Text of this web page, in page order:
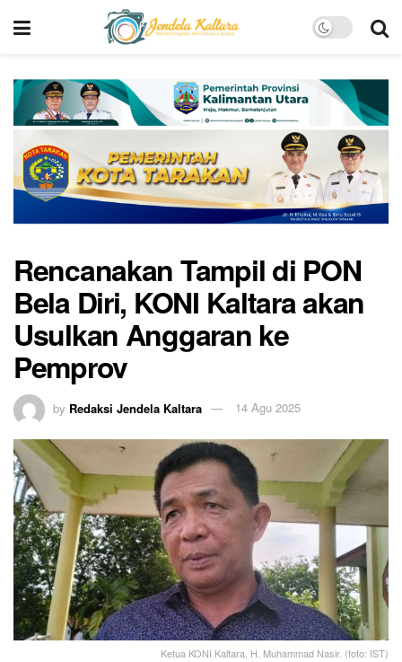
Rencanakan Tampil di PON
Bela Diri, KONI Kaltara akan
Usulkan Anggaran ke
Pemprov
by Redaksi Jendela Kaltara 14 Agu 2025
Ketua KONI Kaltara, H. Muhammad Nasir. (foto: IST)